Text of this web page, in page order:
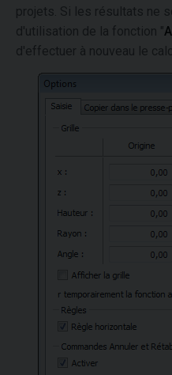
projets. Si les résultats ne
d'utilisation de la fonction "
d'effectuer à nouveau le